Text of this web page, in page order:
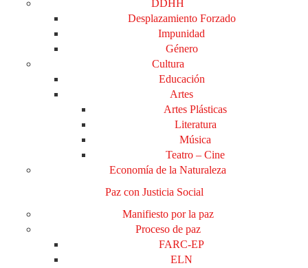
DDHH
Desplazamiento Forzado
Impunidad
Género
Cultura
Educación
Artes
Artes Plásticas
Literatura
Música
Teatro – Cine
Economía de la Naturaleza
Paz con Justicia Social
Manifiesto por la paz
Proceso de paz
FARC-EP
ELN